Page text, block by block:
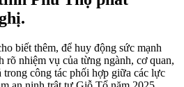
biết thêm, để huy động sức mạnh
rõ nhiệm vụ của từng ngành, cơ quan,
trong công tác phối hợp giữa các lực